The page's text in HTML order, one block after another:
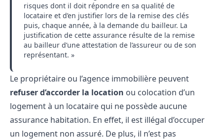
risques dont il doit répondre en sa qualité de
locataire et d’en justifier lors de la remise des clés
puis, chaque année, à la demande du bailleur. La
justification de cette assurance résulte de la remise
au bailleur d’une attestation de l’assureur ou de son
représentant. »
Le propriétaire ou l’agence immobilière peuvent
refuser d’accorder la location ou colocation d’un
logementà un locataire qui ne possède aucune
assurance habitation. En effet, il est illégal d’occuper
un logement non assuré. De plus, il n’est pas